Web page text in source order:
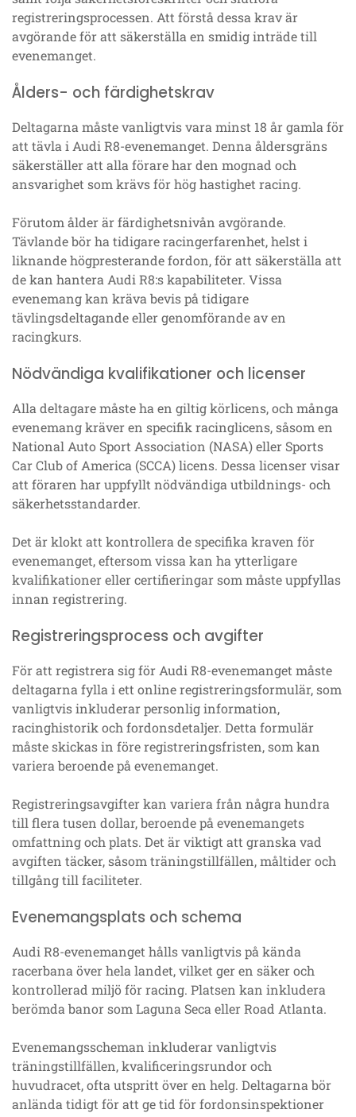
registreringsprocessen. Att förstå dessa krav är
avgörande för att säkerställa en smidig inträde till
evenemanget.
Ålders- och färdighetskrav
Deltagarna måste vanligtvis vara minst 18 år gamla för
att tävla i Audi R8-evenemanget. Denna åldersgräns
säkerställer att alla förare har den mognad och
ansvarighet som krävs för hög hastighet racing.
Förutom ålder är färdighetsnivån avgörande.
Tävlande bör ha tidigare racingerfarenhet, helst i
liknande högpresterande fordon, för att säkerställa att
de kan hantera Audi R8:s kapabiliteter. Vissa
evenemang kan kräva bevis på tidigare
tävlingsdeltagande eller genomförande av en
racingkurs.
Nödvändiga kvalifikationer och licenser
Alla deltagare måste ha en giltig körlicens, och många
evenemang kräver en specifik racinglicens, såsom en
National Auto Sport Association (NASA) eller Sports
Car Club of America (SCCA) licens. Dessa licenser visar
att föraren har uppfyllt nödvändiga utbildnings- och
säkerhetsstandarder.
Det är klokt att kontrollera de specifika kraven för
evenemanget, eftersom vissa kan ha ytterligare
kvalifikationer eller certifieringar som måste uppfyllas
innan registrering.
Registreringsprocess och avgifter
För att registrera sig för Audi R8-evenemanget måste
deltagarna fylla i ett online registreringsformulär, som
vanligtvis inkluderar personlig information,
racinghistorik och fordonsdetaljer. Detta formulär
måste skickas in före registreringsfristen, som kan
variera beroende på evenemanget.
Registreringsavgifter kan variera från några hundra
till flera tusen dollar, beroende på evenemangets
omfattning och plats. Det är viktigt att granska vad
avgiften täcker, såsom träningstillfällen, måltider och
tillgång till faciliteter.
Evenemangsplats och schema
Audi R8-evenemanget hålls vanligtvis på kända
racerbana över hela landet, vilket ger en säker och
kontrollerad miljö för racing. Platsen kan inkludera
berömda banor som Laguna Seca eller Road Atlanta.
Evenemangsscheman inkluderar vanligtvis
träningstillfällen, kvalificeringsrundor och
huvudracet, ofta utspritt över en helg. Deltagarna bör
anlända tidigt för att ge tid för fordonsinspektioner